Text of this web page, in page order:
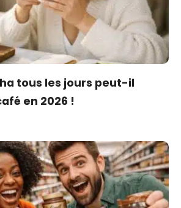
tous les jours peut-il
en 2026 !